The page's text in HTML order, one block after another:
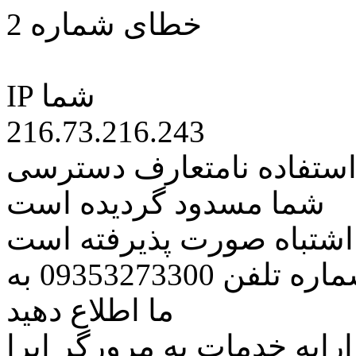
خطای شماره 2
IP شما
216.73.216.243
نامتعارف دسترسی
شما مسدود گردیده است
اشتباه صورت پذیرفته است
مراتب این مسئله را از طریق شماره تلفن 09353273300 به
ما اطلاع دهید
خدمات به مرورگر اپرا